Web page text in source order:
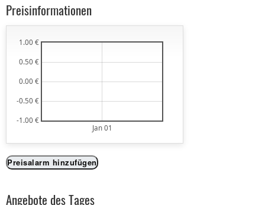
Preisinformationen
Jan 01
-1.00 €
-0.50 €
0.00 €
0.50 €
1.00 €
Preisalarm hinzufügen
Angebote des Tages